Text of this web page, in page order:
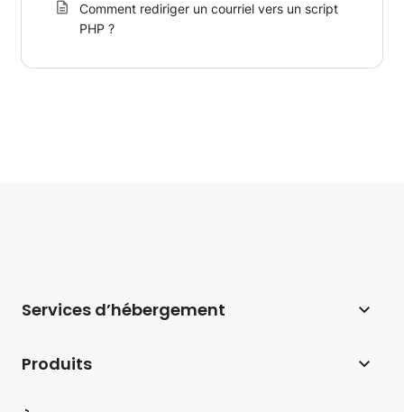
Comment rediriger un courriel vers un script
PHP ?
Services d’hébergement
Produits